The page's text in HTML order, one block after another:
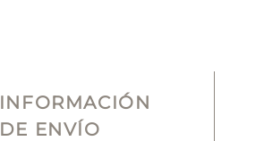
INFORMACIÓN
DE ENVÍO